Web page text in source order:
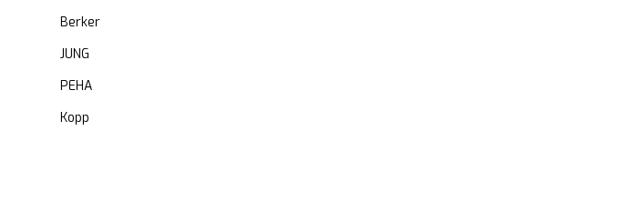
Berker
JUNG
PEHA
Kopp